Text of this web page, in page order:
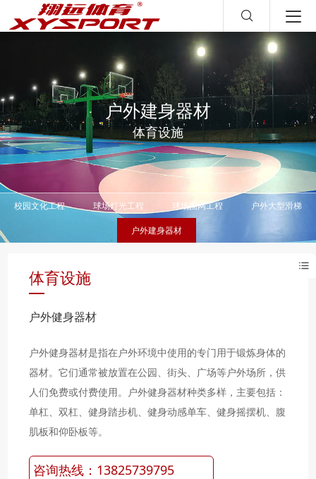
户外建身器材
体育设施
校园文化工程 球场灯光工程 球场围网工程 户外大型滑梯
户外建身器材
体育设施
户外健身器材
户外健身器材是指在户外环境中使用的专门用于锻炼身体的
器材。它们通常被放置在公园、街头、广场等户外场所，供
人们免费或付费使用。户外健身器材种类多样，主要包括：
单杠、双杠、健身踏步机、健身动感单车、健身摇摆机、腹
肌板和仰卧板等。
咨询热线：13825739795